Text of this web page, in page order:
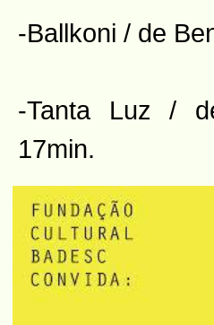
-Ballkoni / de
-Tanta Luz /
17min.